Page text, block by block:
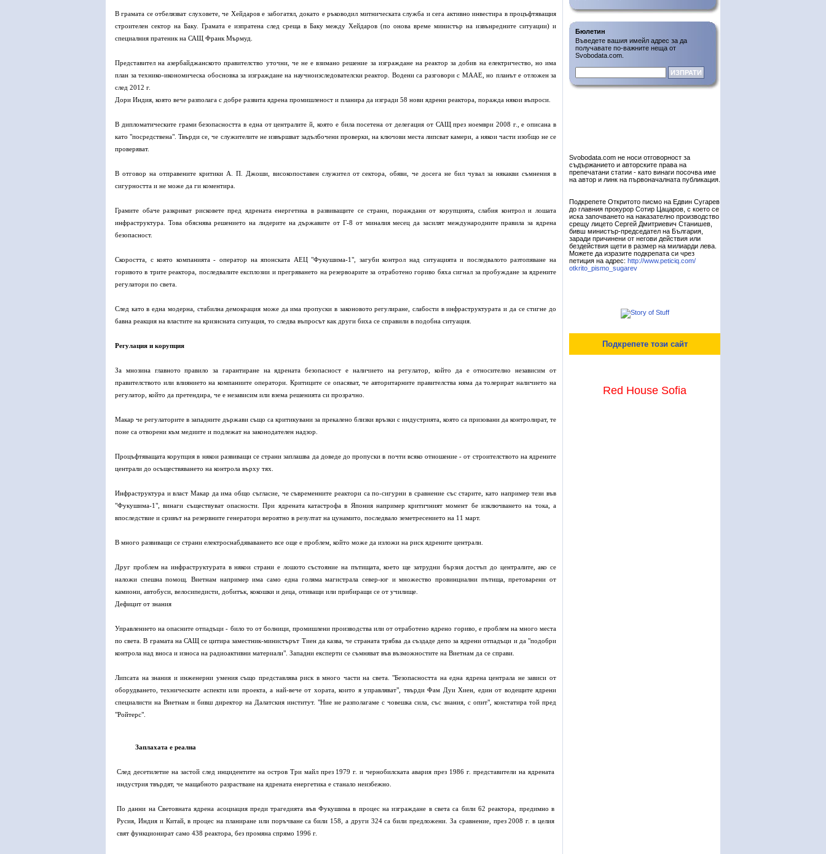
В грамата се отбелязват слуховете, че Хейдаров е забогатял, докато е ръководил митническата служба и сега активно инвестира в процъфтяващия
строителен сектор на Баку. Грамата е изпратена след среща в Баку между Хейдаров (по онова време министър на извънредните ситуации) и
специалния пратеник на САЩ Франк Мърмуд.
Представител на азербайджанското правителство уточни, че не е взимано решение за изграждане на реактор за добив на електричество, но има
план за технико-икономическа обосновка за изграждане на научноизследователски реактор. Водени са разговори с МААЕ, но планът е отложен за
след 2012 г.
Дори Индия, която вече разполага с добре развита ядрена промишленост и планира да изгради 58 нови ядрени реактора, поражда някои въпроси.
В дипломатическите грами безопасността в една от централите й, която е била посетена от делегация от САЩ през ноември 2008 г., е описана в
като "посредствена". Твърди се, че служителите не извършват задълбочени проверки, на ключови места липсват камери, а някои части изобщо не се
проверяват.
В отговор на отправените критики А. П. Джоши, високопоставен служител от сектора, обяви, че досега не бил чувал за някакви съмнения в
сигурността и не може да ги коментира.
Грамите обаче разкриват рисковете пред ядрената енергетика в развиващите се страни, пораждани от корупцията, слабия контрол и лошата
инфраструктура. Това обяснява решението на лидерите на държавите от Г-8 от миналия месец да засилят международните правила за ядрена
безопасност.
Скоростта, с която компанията - оператор на японската АЕЦ "Фукушима-1", загуби контрол над ситуацията и последвалото разтопяване на
горивото в трите реактора, последвалите експлозии и прегряването на резервоарите за отработено гориво бяха сигнал за пробуждане за ядрените
регулатори по света.
След като в една модерна, стабилна демокрация може да има пропуски в законовото регулиране, слабости в инфраструктурата и да се стигне до
бавна реакция на властите на кризисната ситуация, то следва въпросът как други биха се справили в подобна ситуация.
Регулация и корупция
За мнозина главното правило за гарантиране на ядрената безопасност е наличието на регулатор, който да е относително независим от
правителството или влиянието на компаниите оператори. Критиците се опасяват, че авторитарните правителства няма да толерират наличието на
регулатор, който да претендира, че е независим или взема решенията си прозрачно.
Макар че регулаторите в западните държави също са критикувани за прекалено близки връзки с индустрията, която са призовани да контролират, те
поне са отворени към медиите и подлежат на законодателен надзор.
Процъфтяващата корупция в някои развиващи се страни заплашва да доведе до пропуски в почти всяко отношение - от строителството на ядрените
централи до осъществяването на контрола върху тях.
Инфраструктура и власт Макар да има общо съгласие, че съвременните реактори са по-сигурни в сравнение със старите, като например тези във
"Фукушима-1", винаги съществуват опасности. При ядрената катастрофа в Япония например критичният момент бе изключването на тока, а
впоследствие и сривът на резервните генератори вероятно в резултат на цунамито, последвало земетресението на 11 март.
В много развиващи се страни електроснабдяваването все още е проблем, който може да изложи на риск ядрените централи.
Друг проблем на инфраструктурата в някои страни е лошото състояние на пътищата, което ще затрудни бързия достъп до централите, ако се
наложи спешна помощ. Виетнам например има само една голяма магистрала север-юг и множество провинциални пътища, претоварени от
камиони, автобуси, велосипедисти, добитък, кокошки и деца, отиващи или прибиращи се от училище.
Дефицит от знания
Управлението на опасните отпадъци - било то от болници, промишлени производства или от отработено ядрено гориво, е проблем на много места
по света. В грамата на САЩ се цитира заместник-министърът Тиен да казва, че страната трябва да създаде депо за ядрени отпадъци и да "подобри
контрола над вноса и износа на радиоактивни материали". Западни експерти се съмняват във възможностите на Виетнам да се справи.
Липсата на знания и инженерни умения също представлява риск в много части на света. "Безопасността на една ядрена централа не зависи от
оборудването, техническите аспекти или проекта, а най-вече от хората, които я управляват", твърди Фам Дуи Хиен, един от водещите ядрени
специалисти на Виетнам и бивш директор на Далатския институт. "Ние не разполагаме с човешка сила, със знания, с опит", констатира той пред
"Ройтерс".
Заплахата е реална
След десетилетие на застой след инцидентите на остров Три майл през 1979 г. и чернобилската авария през 1986 г. представители на ядрената
индустрия твърдят, че мащабното разрастване на ядрената енергетика е станало неизбежно.
По данни на Световната ядрена асоциация преди трагедията във Фукушима в процес на изграждане в света са били 62 реактора, предимно в
Русия, Индия и Китай, в процес на планиране или поръчване са били 158, а други 324 са били предложени. За сравнение, през 2008 г. в целия
свят функционират само 438 реактора, без промяна спрямо 1996 г.
Бюлетин
Въведете вашия имейл адрес за да
получавате по-важните неща от
Svobodata.com.
Svobodata.com не носи отговорност за
съдържанието и авторските права на
препечатани статии - като винаги посочва име
на автор и линк на първоначалната публикация.
Подкрепете Откритото писмо на Едвин Сугарев
до главния прокурор Сотир Цацаров, с което се
иска започването на наказателно производство
срещу лицето Сергей Дмитриевич Станишев,
бивш министър-председател на България,
заради причинени от негови действия или
бездействия щети в размер на милиарди лева.
Можете да изразите подкрепата си чрез
петиция на адрес: http://www.peticiq.com/
otkrito_pismo_sugarev
Подкрепете този сайт
Red House Sofia